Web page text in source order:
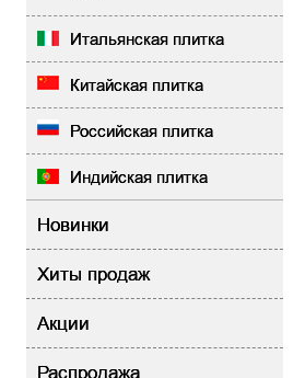
Итальянская плитка
Китайская плитка
Российская плитка
Индийская плитка
Новинки
Хиты продаж
Акции
Распродажа